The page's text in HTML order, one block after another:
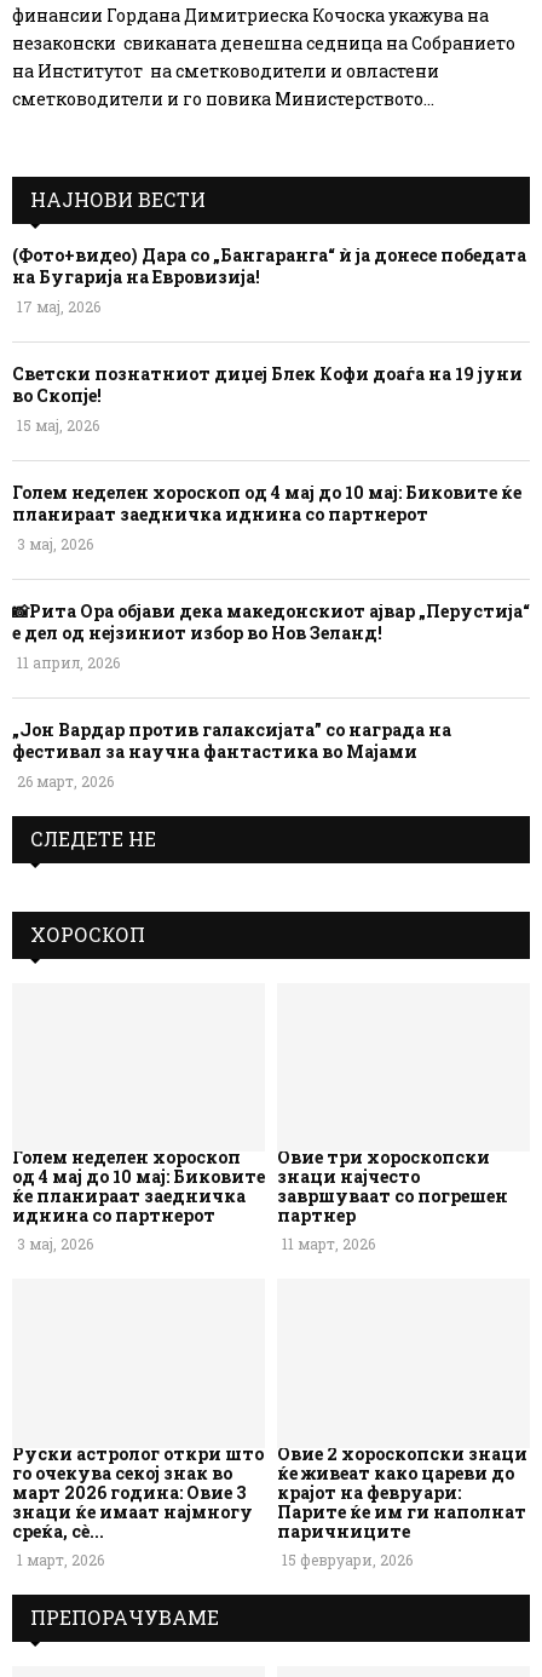
финансии Гордана Димитриеска Кочоска укажува на
незаконски свиканата денешна седница на Собранието
на Институтот на сметководители и овластени
сметководители и го повика Министерството...
НАЈНОВИ ВЕСТИ
(Фото+видео) Дара со „Бангаранга“ ѝ ја донесе победата
на Бугарија на Евровизија!
17 мај, 2026
Светски познатниот диџеј Блек Кофи доаѓа на 19 јуни
во Скопје!
15 мај, 2026
Голем неделен хороскоп од 4 мај до 10 мај: Биковите ќе
планираат заедничка иднина со партнерот
3 мај, 2026
📸Рита Ора објави дека македонскиот ајвар „Перустија“
е дел од нејзиниот избор во Нов Зеланд!
11 април, 2026
„Јон Вардар против галаксијата” со награда на
фестивал за научна фантастика во Мајами
26 март, 2026
СЛЕДЕТЕ НЕ
ХОРОСКОП
Голем неделен хороскоп
од 4 мај до 10 мај: Биковите
ќе планираат заедничка
иднина со партнерот
3 мај, 2026
Овие три хороскопски
знаци најчесто
завршуваат со погрешен
партнер
11 март, 2026
Руски астролог откри што
го очекува секој знак во
март 2026 година: Овие 3
знаци ќе имаат најмногу
среќа, сè...
1 март, 2026
Овие 2 хороскопски знаци
ќе живеат како цареви до
крајот на февруари:
Парите ќе им ги наполнат
паричниците
15 февруари, 2026
ПРЕПОРАЧУВАМЕ